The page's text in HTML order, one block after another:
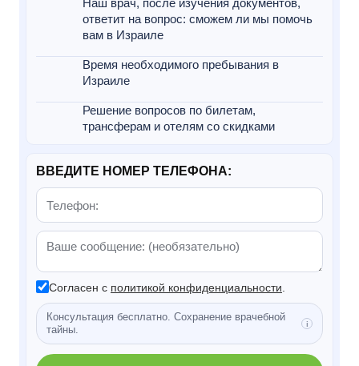
ВВЕДИТЕ НОМЕР ТЕЛЕФОНА:
Согласен с политикой конфиденциальности
Консультация бесплатно. Сохранение врачебной
тайны.
Наш врач, после изучения документов,
ответит на вопрос: сможем ли мы помочь
вам в Израиле
Время необходимого пребывания в
Израиле
Решение вопросов по билетам,
трансферам и отелям со скидками